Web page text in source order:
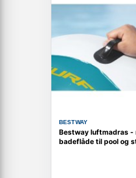
BESTWAY
Bestway luftmadras -
badeflåde til pool og